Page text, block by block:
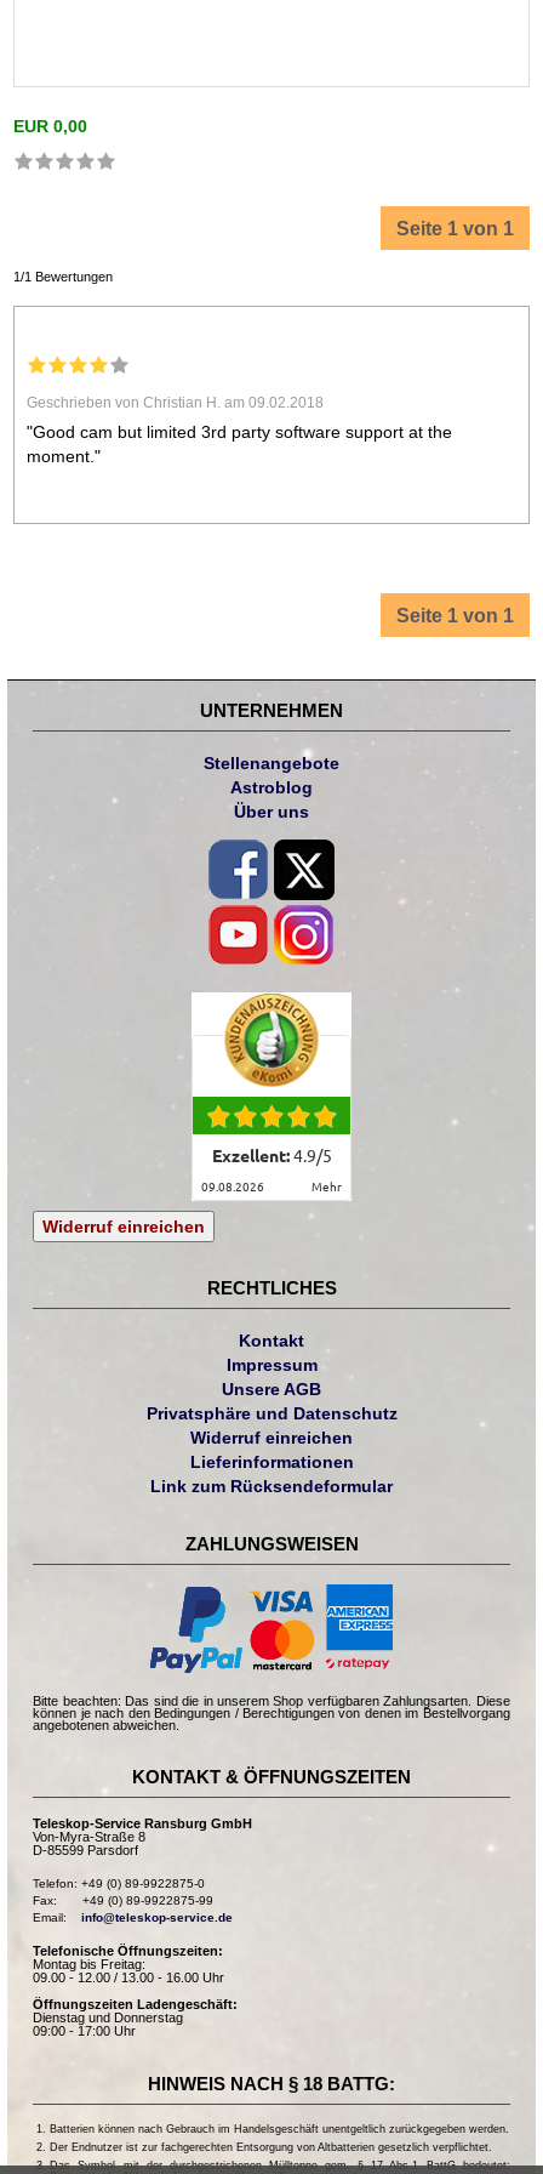
EUR 0,00
Seite 1 von 1
1/1 Bewertungen
Geschrieben von Christian H. am 09.02.2018
"Good cam but limited 3rd party software support at the
moment."
Seite 1 von 1
UNTERNEHMEN
Stellenangebote
Astroblog
Über uns
Exzellent:4.9/5
09.08.2026 mehr
Widerruf einreichen
RECHTLICHES
Kontakt
Impressum
Unsere AGB
Privatsphäre und Datenschutz
Widerruf einreichen
Lieferinformationen
Link zum Rücksendeformular
ZAHLUNGSWEISEN
Bitte beachten: Das sind die in unserem Shop verfügbaren Zahlungsarten. Diese
können je nach den Bedingungen / Berechtigungen von denen im Bestellvorgang
angebotenen abweichen.
KONTAKT & ÖFFNUNGSZEITEN
Teleskop-Service Ransburg GmbH
Von-Myra-Straße 8
D-85599 Parsdorf
Telefon: +49 (0) 89-9922875-0
Fax:       +49 (0) 89-9922875-99
Email: info@teleskop-service.de
Telefonische Öffnungszeiten:
Montag bis Freitag:
09.00 - 12.00 / 13.00 - 16.00 Uhr
Öffnungszeiten Ladengeschäft:
Dienstag und Donnerstag
09:00 - 17:00 Uhr
HINWEIS NACH § 18 BATTG:
Batterien können nach Gebrauch im Handelsgeschäft unentgeltlich zurückgegeben werden.
Der Endnutzer ist zur fachgerechten Entsorgung von Altbatterien gesetzlich verpflichtet.
Das Symbol mit der durchgestrichenen Mülltonne gem. § 17 Abs.1 BattG bedeutet: